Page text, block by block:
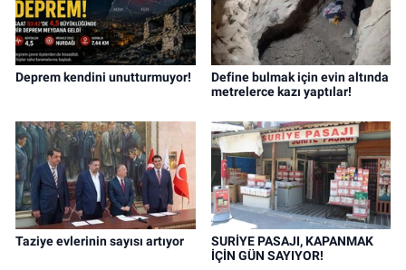
Deprem kendini unutturmuyor!
Define bulmak için evin altında
metrelerce kazı yaptılar!
Taziye evlerinin sayısı artıyor
SURİYE PASAJI, KAPANMAK
İÇİN GÜN SAYIYOR!